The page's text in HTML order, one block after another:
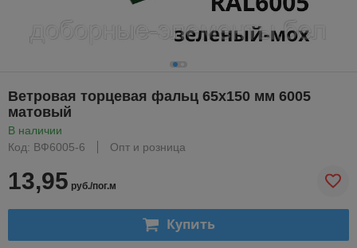
Ветровая торцевая фальц 65х150 мм 6005
матовый
В наличии
Код: ВФ6005-6
Опт и розница
13,95 руб./пог.м
Купить